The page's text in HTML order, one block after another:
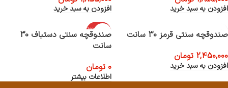
افزودن به سبد خرید افزودن به سبد خرید
صندوقچه سنتی قرمز 30 سانت
2,450,000 تومان
افزودن به سبد خرید
اتمام موجود
ی
صندوقچه سنتی دستباف 30
سانت
0 تومان
اطلاعات بیشتر